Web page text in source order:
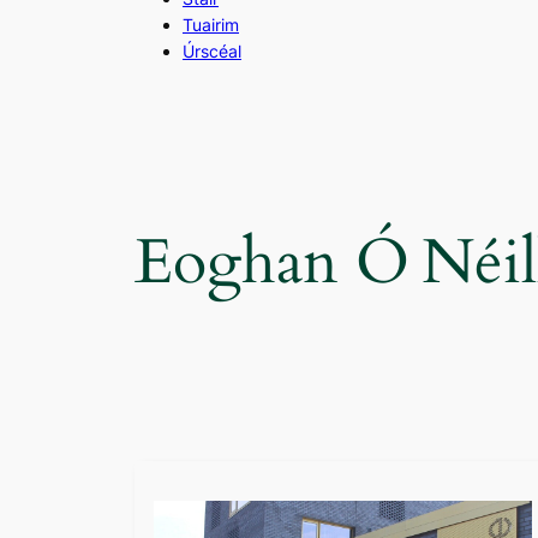
Tuairim
Úrscéal
Eoghan Ó